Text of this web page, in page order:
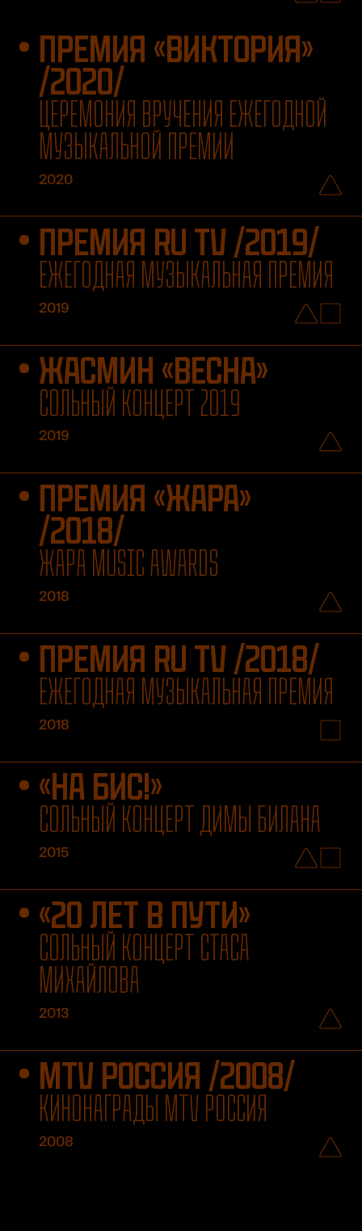
ПРЕМИЯ «ВИКТОРИЯ»
/2020/
ЦЕРЕМОНИЯ ВРУЧЕНИЯ ЕЖЕГОДНОЙ
МУЗЫКАЛЬНОЙ ПРЕМИИ
2020
ПРЕМИЯ RU TV /2019/
ЕЖЕГОДНАЯ МУЗЫКАЛЬНАЯ ПРЕМИЯ
2019
ЖАСМИН «ВЕСНА»
СОЛЬНЫЙ КОНЦЕРТ 2019
2019
ПРЕМИЯ «ЖАРА»
/2018/
ЖАРА MUSIC AWARDS
2018
ПРЕМИЯ RU TV /2018/
ЕЖЕГОДНАЯ МУЗЫКАЛЬНАЯ ПРЕМИЯ
2018
«НА БИС!»
СОЛЬНЫЙ КОНЦЕРТ ДИМЫ БИЛАНА
2015
«20 ЛЕТ В ПУТИ»
СОЛЬНЫЙ КОНЦЕРТ СТАСА
МИХАЙЛОВА
2013
MTV РОССИЯ /2008/
КИНОНАГРАДЫ MTV РОССИЯ
2008